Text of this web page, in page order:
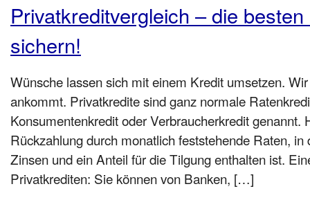
Privatkreditvergleich – die
sichern!
Wünsche lassen sich mit einem Kredit umsetzen.
ankommt. Privatkredite sind ganz normale
Konsumentenkredit oder Verbraucherkredit genannt.
Rückzahlung durch monatlich feststehende Raten, in
Zinsen und ein Anteil für die Tilgung enthalten ist.
Privatkrediten: Sie können von Banken, […]